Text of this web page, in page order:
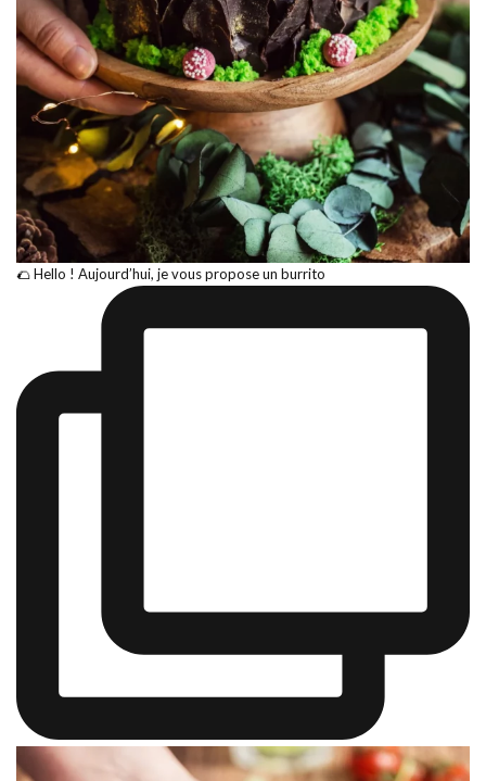
🌮 Hello ! Aujourd’hui, je vous propose un burrito